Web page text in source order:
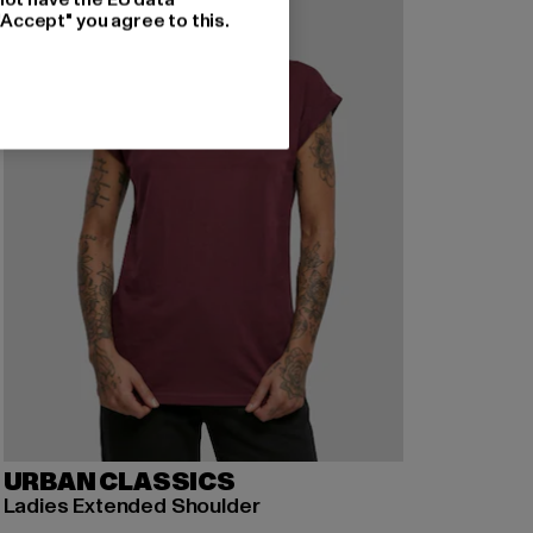
URBAN CLASSICS
Ladies Extended Shoulder
you agree to this.